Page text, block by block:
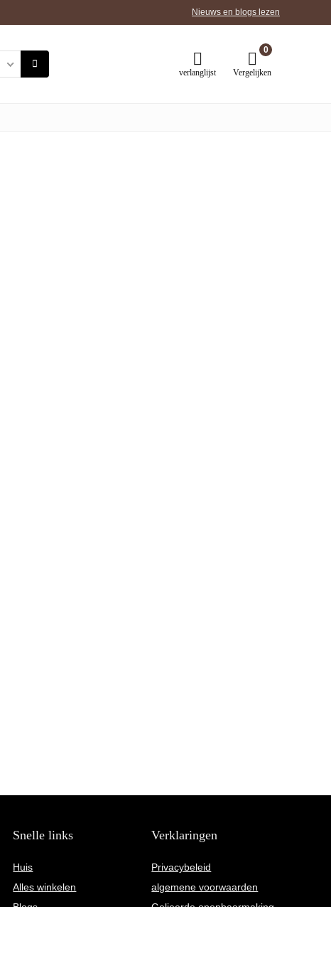
Nieuws en blogs lezen
verlanglijst
0
Vergelijken
Snelle links
Huis
Alles winkelen
Blogs
Verklaringen
Privacybeleid
algemene voorwaarden
Gelieerde openbaarmaking